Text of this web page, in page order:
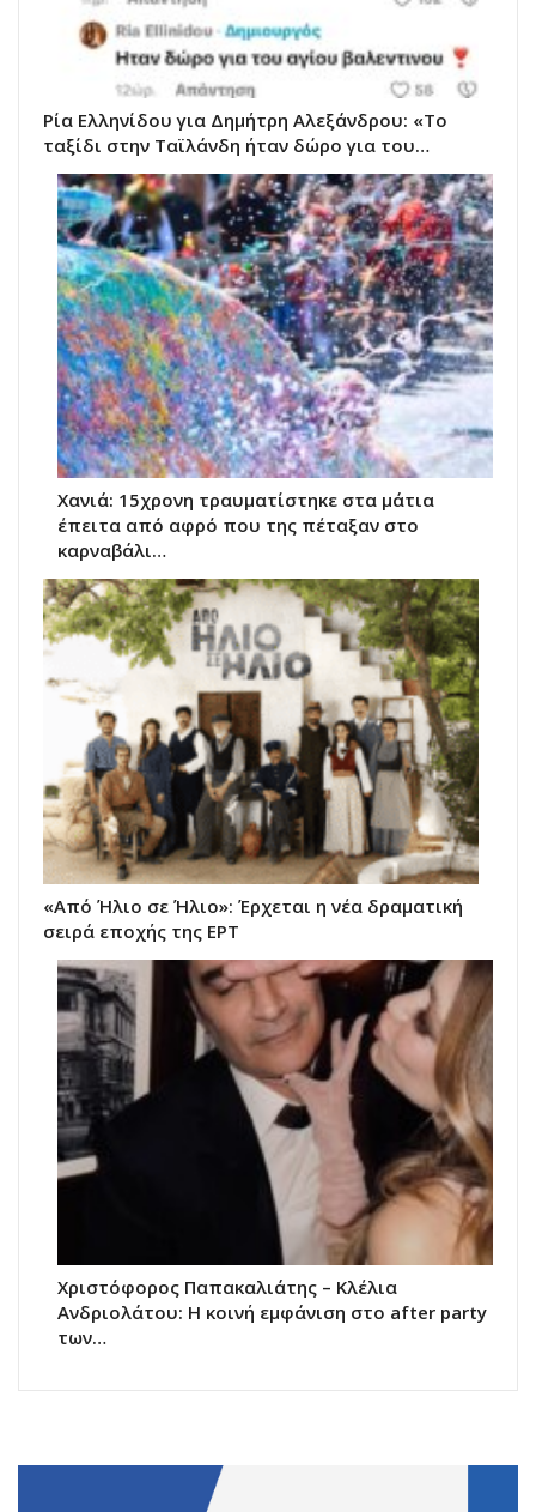
Ρία Ελληνίδου για Δημήτρη Αλεξάνδρου: «Το
ταξίδι στην Ταϊλάνδη ήταν δώρο για του…
Χανιά: 15χρονη τραυματίστηκε στα μάτια
έπειτα από αφρό που της πέταξαν στο
καρναβάλι…
«Από Ήλιο σε Ήλιο»: Έρχεται η νέα δραματική
σειρά εποχής της ΕΡΤ
Χριστόφορος Παπακαλιάτης – Κλέλια
Ανδριολάτου: Η κοινή εμφάνιση στο after party
των…